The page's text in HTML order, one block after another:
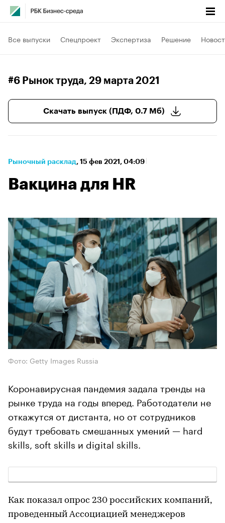
Все выпуски Спецпроект Экспертиза Решение
#6 Рынок труда, 29 марта 2021
Скачать выпуск (ПДФ, 0.7 Мб)
Рыночный расклад⁠, 15 фев 2021, 04:09
Вакцина для HR
Фото: Getty Images Russia
Коронавирусная пандемия задала тренды на
рынке труда на годы вперед. Работодатели не
откажутся от дистанта, но от сотрудников
будут требовать смешанных умений — hard
skills, soft skills и digital skills.
Как показал опрос 230 российских компаний,
проведенный Ассоциацией менеджеров